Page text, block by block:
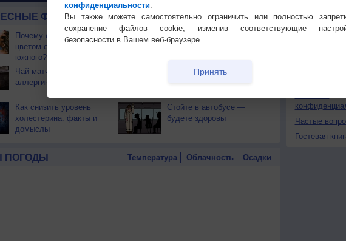
ФАКТЫ О ПРИРОДЕ И ЧЕЛОВЕКЕ
Почему северный загар
цветом отличается от
южного?
Букет сирени вреден для
здоровья
Чай матча может помочь
аллергикам
Как устоять соблазну
Как снизить уровень
холестерина: факты и
домыслы
Стойте в автобусе —
будете здоровы
ПОГОДЫ Температура Облачность Осадки
РЕКЛАМА
Частые
Гостевая
конфиденциальности.
Вы также можете самостоятельно ограничить или полностью
сохранение файлов cookie, изменив соответствующие
безопасности в Вашем веб-браузере.
Принять